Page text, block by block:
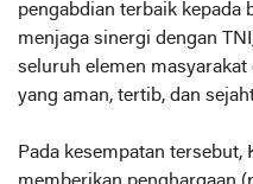
pengabdian terbaik kepada
menjaga sinergi dengan
seluruh elemen
yang aman, tertib, dan
‎Pada kesempatan tersebut,